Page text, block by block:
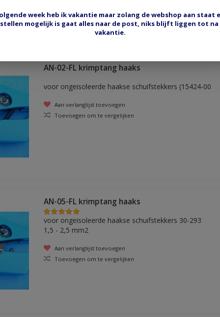
AN-02-FL krimptang haaks
voor ongeisoleerde haakse schuifstekkers (15424-00
Aan verlanglijst toevoegen
Toevoegen om te vergelijken
AN-05-FL krimptang haaks
voor ongeisoleerde haakse schuifstekkers 30-293
1,5 - 2,5 mm2
Aan verlanglijst toevoegen
Toevoegen om te vergelijken
week heb ik vakantie maar zolang de webshop aan staat
mogelijk is gaat alles naar de post, niks blijft liggen tot na
vakantie.